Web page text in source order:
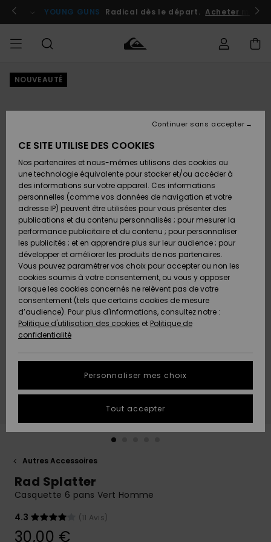
l'information
le
Se connecter / s'inscrire
YOUNG GUNS Radical dès le départ. Acheter
HOMME
Chaussures
& Tongs
Surf
Snow
Nouveautés
A
Découvrir
Chaussures
& Tongs
Surf
Snow
Nouveautés
A
Découvrir
FEMME
A
Découvrir
Snow
SURF
Surf
Shop
Enfant
Highlights
Communauté
SNOW
Snow
Shop
Enfant
Snow
Shop
Femme
A
Découvrir
Communauté
OUTLET
Enfant
Outlet
Femme
AIDE &
CONTACT
Retours
Paiement
Carte
Cadeau
Quiksilver
Freedom
Protection
des
tailles
conversation
obtenir la
plus rapide
à votre
Démarrer
MAGASINS
QUIKSILVER
NOUVEAUTÉ
Autres Accessoires
Rad Splatter
Casquette 6 pans Vert Homme
4.3
(11 Avis)
30,00 €
CE SITE UTILISE DES COOKIES
Nos partenaires et nous-mêmes utilisons des cookies ou
une technologie équivalente pour stocker et/ou accéder à
des informations sur votre appareil. Ces informations
personnelles (comme vos données de navigation et votre
adresse IP) peuvent être utilisées pour vous présenter des
publications et du contenu personnalisés ; pour mesurer la
performance publicitaire et du contenu ; pour personnaliser
les publicités ; et en apprendre plus sur leur audience ; pour
développer et améliorer les produits de nos partenaires.
Vous pouvez paramétrer vos choix pour accepter ou non les
cookies soumis à votre consentement, ou vous y opposer
lorsque les cookies concernés ne relèvent pas de votre
consentement (tels que certains cookies de mesure
d’audience). Pour plus d'informations, consultez notre :
Politique d'utilisation des cookies et Politique de
confidentialité
Personnaliser mes choix
Continuer sans accepter
Tout accepter